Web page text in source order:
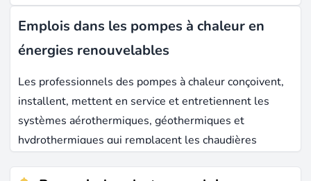
Emplois dans les pompes à chaleur en
énergies renouvelables
Les professionnels des pompes à chaleur conçoivent,
installent, mettent en service et entretiennent les
systèmes aérothermiques, géothermiques et
hydrothermiques qui remplacent les chaudières